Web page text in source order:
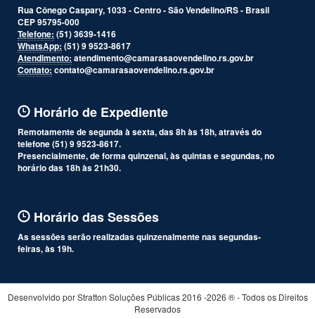
Rua Cônego Caspary, 1033 - Centro - São Vendelino/RS - Brasil
CEP 95795-000
Telefone: (51) 3639-1416
WhatsApp: (51) 9 9523-8617
Atendimento: atendimento@camarasaovendelino.rs.gov.br
Contato: contato@camarasaovendelino.rs.gov.br
Horário de Expediente
Remotamente de segunda à sexta, das 8h às 18h, através do
telefone (51) 9 9523-8617.
Presencialmente, de forma quinzenal, às quintas e segundas, no
horário das 18h às 21h30.
Horário das Sessões
As sessões serão realizadas quinzenalmente nas segundas-
feiras, às 19h.
Desenvolvido por Stratton Soluções Públicas 2016 -2026 ® - Todos os Direitos
Reservados